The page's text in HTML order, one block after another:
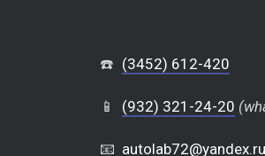
☎️ (3452) 612-420
📱 (932) 321-24-20
📧 autolab72@yandex.ru